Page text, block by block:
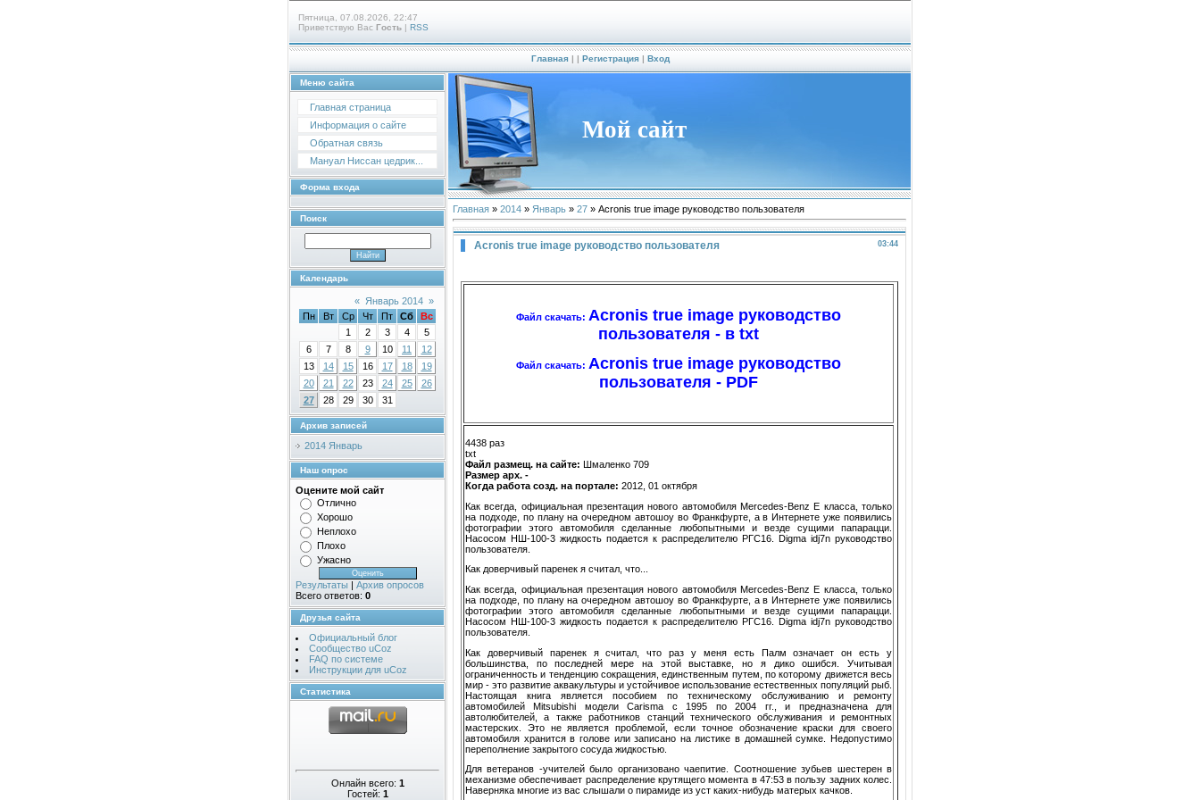
Пятница, 07.08.2026, 22:47
Приветствую Вас Гость | RSS
Главная| | Регистрация| Вход
Меню сайта
Главная страница
Информация о сайте
Обратная связь
Мануал Ниссан цедрик...
Форма входа
Поиск
Календарь
« Январь 2014 »
Пн
Вт Ср Чт Пт Сб
Вс
1
2 3 4
5
6
7 8 9 10 11
12
13
14 15 16 17 18
19
20
21 22 23 24 25
26
27
28 29 30 31
Архив записей
2014 Январь
Наш опрос
Оцените мой сайт
Отлично
Хорошо
Неплохо
Плохо
Ужасно
Результаты | Архив опросов
Всего ответов: 0
Друзья сайта
Официальный блог
Сообщество uCoz
FAQ по системе
Инструкции для uCoz
Статистика
Онлайн всего: 1
Гостей: 1
Мой сайт
Главная » 2014 » Январь » 27 » Acronis true image руководство пользователя
03:44
Acronis true image руководство пользователя
Файл скачать: Acronis true image руководство
пользователя - в txt
Файл скачать: Acronis true image руководство
пользователя - PDF
4438 раз
txt
Файл размещ. на сайте: Шмаленко 709
Размер арх. -
Когда работа созд. на портале: 2012, 01 октября
Как всегда, официальная презентация нового автомобиля Mercedes-Benz E класса, только
на подходе, по плану на очередном автошоу во Франкфурте, а в Интернете уже появились
фотографии этого автомобиля сделанные любопытными и везде сущими папарацци.
Насосом НШ-100-3 жидкость подается к распределителю РГС16. Digma idj7n руководство
пользователя.
Как доверчивый паренек я считал, что...
Как всегда, официальная презентация нового автомобиля Mercedes-Benz E класса, только
на подходе, по плану на очередном автошоу во Франкфурте, а в Интернете уже появились
фотографии этого автомобиля сделанные любопытными и везде сущими папарацци.
Насосом НШ-100-3 жидкость подается к распределителю РГС16. Digma idj7n руководство
пользователя.
Как доверчивый паренек я считал, что раз у меня есть Палм означает он есть у
большинства, по последней мере на этой выставке, но я дико ошибся. Учитывая
ограниченность и тенденцию сокращения, единственным путем, по которому движется весь
мир - это развитие аквакультуры и устойчивое использование естественных популяций рыб.
Настоящая книга является пособием по техническому обслуживанию и ремонту
автомобилей Mitsubishi модели Carisma с 1995 по 2004 гг., и предназначена для
автолюбителей, а также работников станций технического обслуживания и ремонтных
мастерских. Это не является проблемой, если точное обозначение краски для своего
автомобиля хранится в голове или записано на листике в домашней сумке. Недопустимо
переполнение закрытого сосуда жидкостью.
Для ветеранов -учителей было организовано чаепитие. Соотношение зубьев шестерен в
механизме обеспечивает распределение крутящего момента в 47:53 в пользу задних колес.
Наверняка многие из вас слышали о пирамиде из уст каких-нибудь матерых качков.